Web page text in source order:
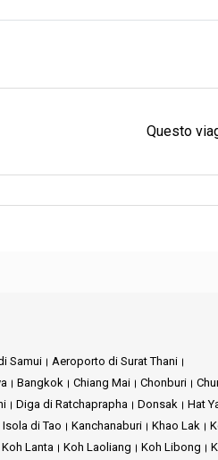
Questo
Samui
Aeroporto di Surat Thani
Bangkok Chiang Mai Chonburi
Diga di Ratchaprapha Donsak Hat
Isola di Tao Kanchanaburi Khao Lak
Koh Lanta Koh Laoliang Koh Libong